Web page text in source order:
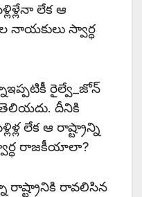
లేక ఆ
నాయకులు స్వార్ధ
రైల్వే_జోన్
తెలియదు. దీనికి
లేక ఆ రాష్ట్రాన్ని
రాజకీయాలా?
రాష్ట్రానికి రావలిసిన